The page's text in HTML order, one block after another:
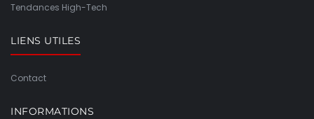
Tendances High-Tech
LIENS UTILES
Contact
INFORMATIONS